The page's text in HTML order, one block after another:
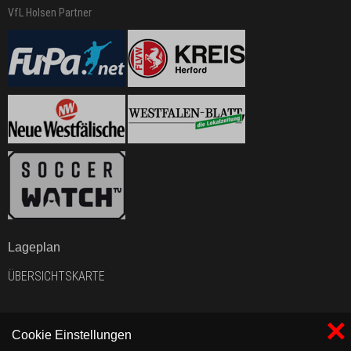
×
Cookie Einstellungen
VfL Holsen Partner
Lageplan
ÜBERSICHTSKARTE